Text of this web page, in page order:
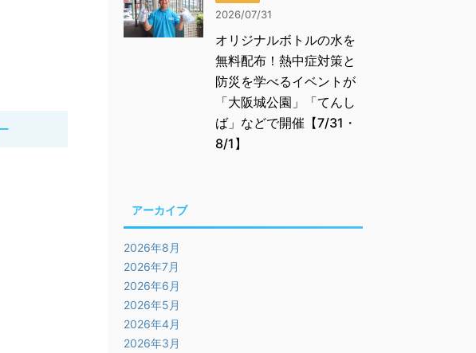
2026/07/31
オリジナルボトルの水を
無料配布！熱中症対策と
防災を学べるイベントが
「大阪城公園」「てんし
ば」などで開催【7/31・
8/1】
アーカイブ
2026年8月
2026年7月
2026年6月
2026年5月
2026年4月
2026年3月